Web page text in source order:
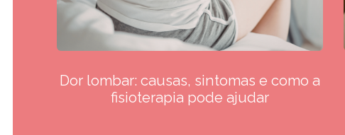
Dor lombar: causas, sintomas e como a
fisioterapia pode ajudar